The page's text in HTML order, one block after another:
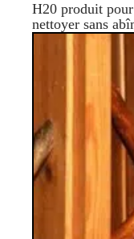
H20 produit
nettoyer sans